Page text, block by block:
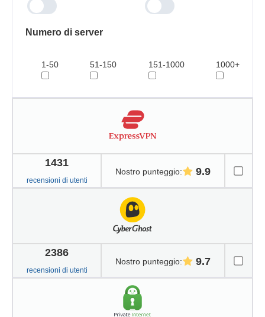
Numero di server
1-50 51-150 151-1000 1000+
1431
recensioni di utenti
Nostro punteggio: 9.9
2386
recensioni di utenti
Nostro punteggio: 9.7